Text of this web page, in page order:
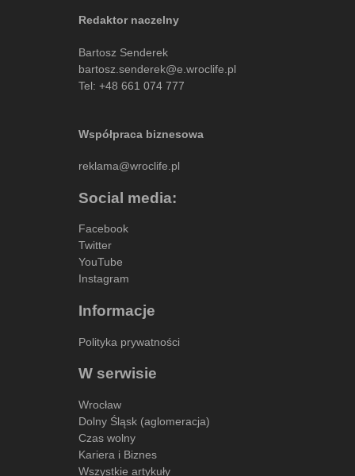
Redaktor naczelny
Bartosz Senderek
bartosz.senderek@e.wroclife.pl
Tel: +48 661 074 777
Współpraca biznesowa
reklama@wroclife.pl
Social media:
Facebook
Twitter
YouTube
Instagram
Informacje
Polityka prywatności
W serwisie
Wrocław
Dolny Śląsk (aglomeracja)
Czas wolny
Kariera i Biznes
Wszystkie artykuły